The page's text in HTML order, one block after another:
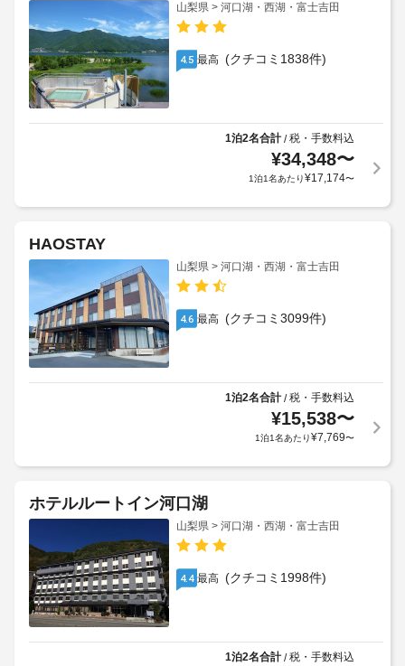
山梨県 > 河口湖・西湖・富士吉田
4.5 最高 (クチコミ1838件)
1泊2名合計/税・手数料込
¥34,348〜
1泊1名あたり¥17,174〜
HAOSTAY
山梨県 > 河口湖・西湖・富士吉田
4.6 最高 (クチコミ3099件)
1泊2名合計/税・手数料込
¥15,538〜
1泊1名あたり¥7,769〜
ホテルルートイン河口湖
山梨県 > 河口湖・西湖・富士吉田
4.4 最高 (クチコミ1998件)
1泊2名合計/税・手数料込